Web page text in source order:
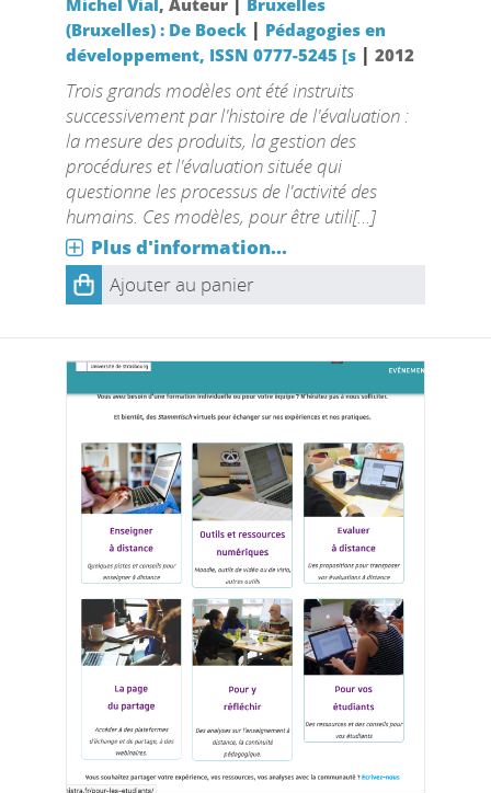
Michel Vial, Auteur
Bruxelles
(Bruxelles) : De Boeck| Pédagogies en
développement, ISSN 0777-5245 [s| 2012
Trois grands modèles ont été instruits
successivement par l'histoire de l'évaluation :
la mesure des produits, la gestion des
procédures et l'évaluation située qui
questionne les processus de l'activité des
humains. Ces modèles, pour être utili[...]
Plus d'information...
Ajouter au panier